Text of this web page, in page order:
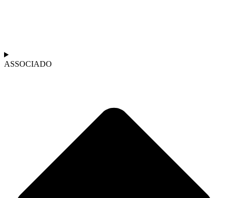
ASSOCIADO